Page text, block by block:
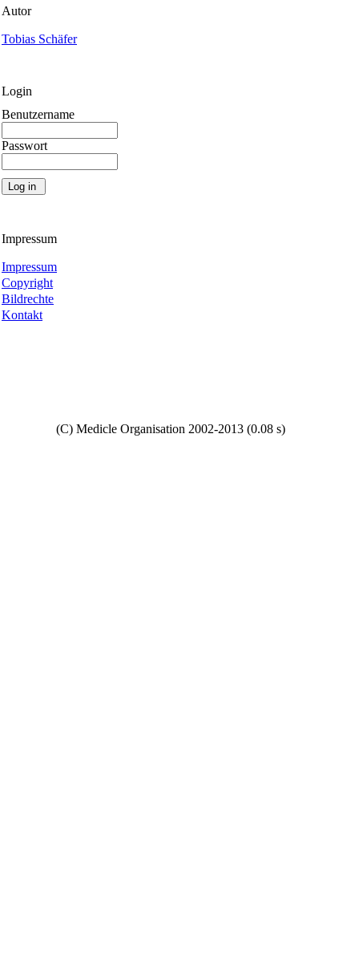
Autor
Tobias Schäfer
Login
Benutzername
Passwort
Impressum
Impressum
Copyright
Bildrechte
Kontakt
(C) Medicle Organisation 2002-2013 (0.08 s)